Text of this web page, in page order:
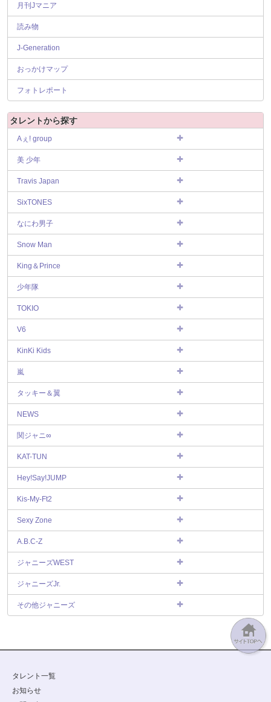
月刊Jマニア
読み物
J-Generation
おっかけマップ
フォトレポート
タレントから探す
Aぇ! group
美 少年
Travis Japan
SixTONES
なにわ男子
Snow Man
King＆Prince
少年隊
TOKIO
V6
KinKi Kids
嵐
タッキー＆翼
NEWS
関ジャニ∞
KAT-TUN
Hey!Say!JUMP
Kis-My-Ft2
Sexy Zone
A.B.C-Z
ジャニーズWEST
ジャニーズJr.
その他ジャニーズ
タレント一覧
お知らせ